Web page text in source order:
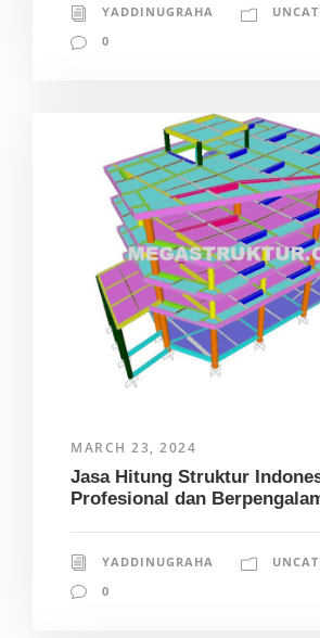
YADDINUGRAHA
0
MARCH 23, 2024
Jasa Hitung Struktur
Profesional dan
YADDINUGRAHA
0